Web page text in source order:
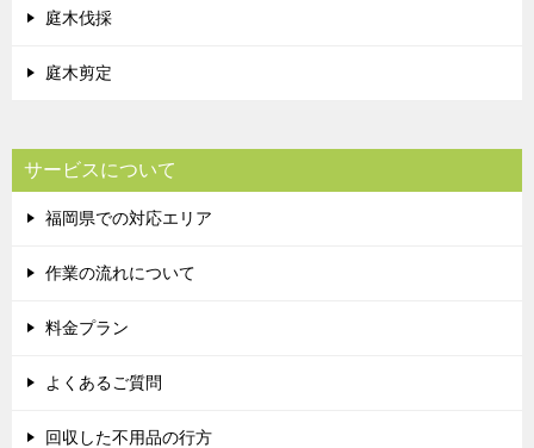
庭木伐採
庭木剪定
サービスについて
福岡県での対応エリア
作業の流れについて
料金プラン
よくあるご質問
回収した不用品の行方